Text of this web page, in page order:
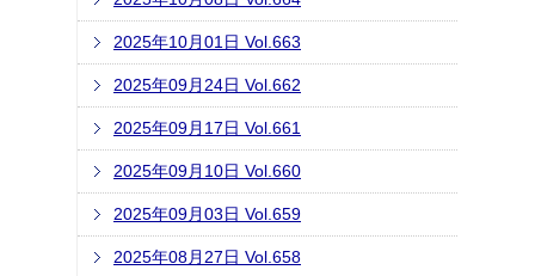
2025年10月01日 Vol.663
2025年09月24日 Vol.662
2025年09月17日 Vol.661
2025年09月10日 Vol.660
2025年09月03日 Vol.659
2025年08月27日 Vol.658